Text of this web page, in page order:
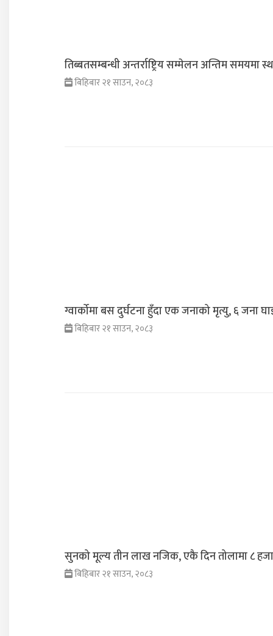
तिब्बतसम्बन्धी अन्तर्राष्ट्रिय सम्मेलन अन्तिम समयमा
बिहिबार २१ साउन, २०८३
ग्वार्कोमा बस दुर्घटना हुँदा एक जनाको मृत्यु, ६ जना
बिहिबार २१ साउन, २०८३
सुनको मूल्य तीन लाख नजिक, एकै दिन तोलामा ८
बिहिबार २१ साउन, २०८३